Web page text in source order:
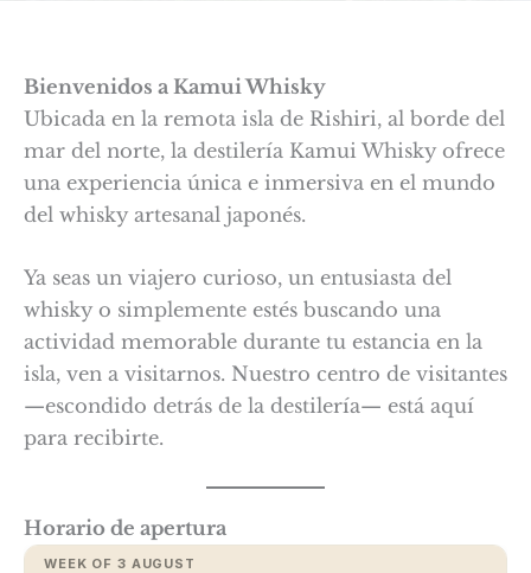
Bienvenidos a Kamui Whisky
Ubicada en la remota isla de Rishiri, al borde del
mar del norte, la destilería Kamui Whisky ofrece
una experiencia única e inmersiva en el mundo
del whisky artesanal japonés.
Ya seas un viajero curioso, un entusiasta del
whisky o simplemente estés buscando una
actividad memorable durante tu estancia en la
isla, ven a visitarnos. Nuestro centro de visitantes
—escondido detrás de la destilería— está aquí
para recibirte.
Horario de apertura